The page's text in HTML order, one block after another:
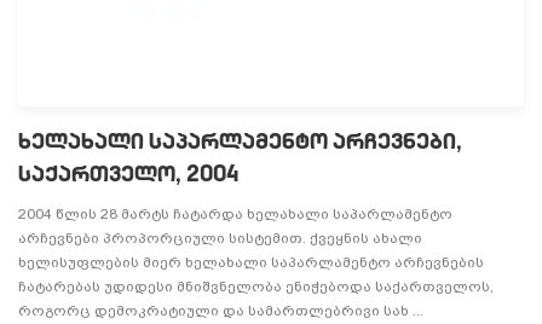
ᲮᲔᲚᲐᲮᲐᲚᲘ ᲡᲐᲞᲐᲠᲚᲐᲛᲔᲜᲢᲝ ᲐᲠᲩᲔᲕᲜᲔᲑᲘ,
ᲡᲐᲥᲐᲠᲗᲕᲔᲚᲝ, 2004
2004 წლის 28 მარტს ჩატარდა ხელახალი საპარლამენტო
არჩევნები პროპორციული სისტემით. ქვეყნის ახალი
ხელისუფლების მიერ ხელახალი საპარლამენტო არჩევნების
ჩატარებას უდიდესი მნიშვნელობა ენიჭებოდა საქართველოს,
როგორც დემოკრატიული და სამართლებრივი სახ ...